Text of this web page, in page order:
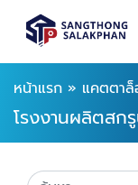
หน้าแรก » แคตตา
โรงงานผลิตส